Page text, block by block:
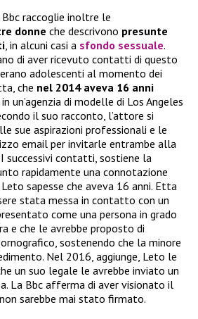
raccoglie inoltre le
donne che descrivono presunte
, in alcuni casi a sfondo sessuale.
di aver ricevuto contatti di questo
adolescenti al momento dei
che nel 2014 aveva 16 anni
un’agenzia di modelle di Los Angeles
il suo racconto, l’attore si
sue aspirazioni professionali e le
email per invitarle entrambe alla
successivi contatti, sostiene la
rapidamente una connotazione
sapesse che aveva 16 anni. Etta
stata messa in contatto con un
come una persona in grado
e che le avrebbe proposto di
sostenendo che la minore
Nel 2016, aggiunge, Leto le
un suo legale le avrebbe inviato un
La Bbc afferma di aver visionato il
sarebbe mai stato firmato.